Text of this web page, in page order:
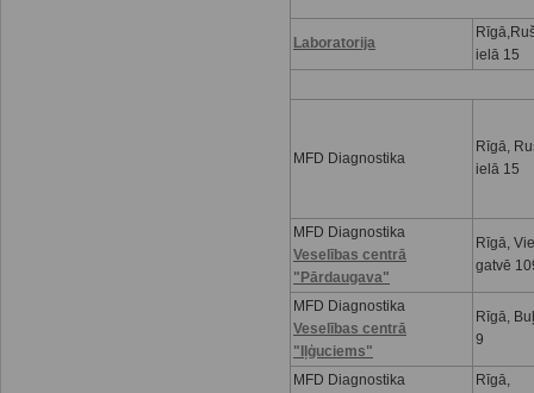
Laboratorija
ielā 15
MFD Diagnostika
Rīgā,
ielā 15
MFD Diagnostika
Veselības centrā
"Pārdaugava"
Rīgā,
gatvē
MFD Diagnostika
Veselības centrā
"Iļģuciems"
Rīgā,
9
MFD Diagnostika
Rīgā,